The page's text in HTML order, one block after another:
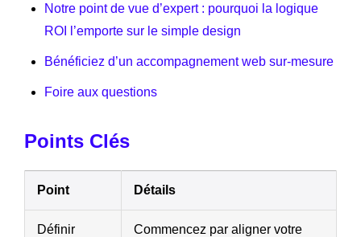
Notre point de vue d’expert : pourquoi la logique
ROI l’emporte sur le simple design
Bénéficiez d’un accompagnement web sur-mesure
Foire aux questions
Points Clés
Point Détails
Définir
Commencez par aligner votre